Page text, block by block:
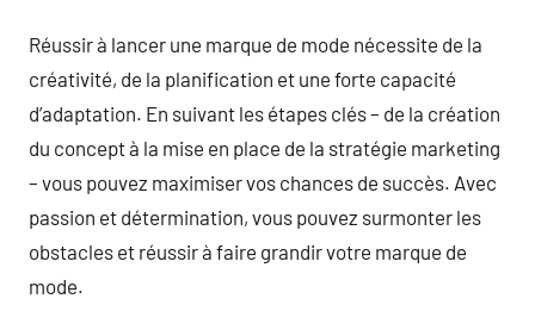
Réussir à lancer une marque de mode nécessite de la
créativité, de la planification et une forte capacité
d’adaptation. En suivant les étapes clés – de la création
du concept à la mise en place de la stratégie marketing
– vous pouvez maximiser vos chances de succès. Avec
passion et détermination, vous pouvez surmonter les
obstacles et réussir à faire grandir votre marque de
mode.